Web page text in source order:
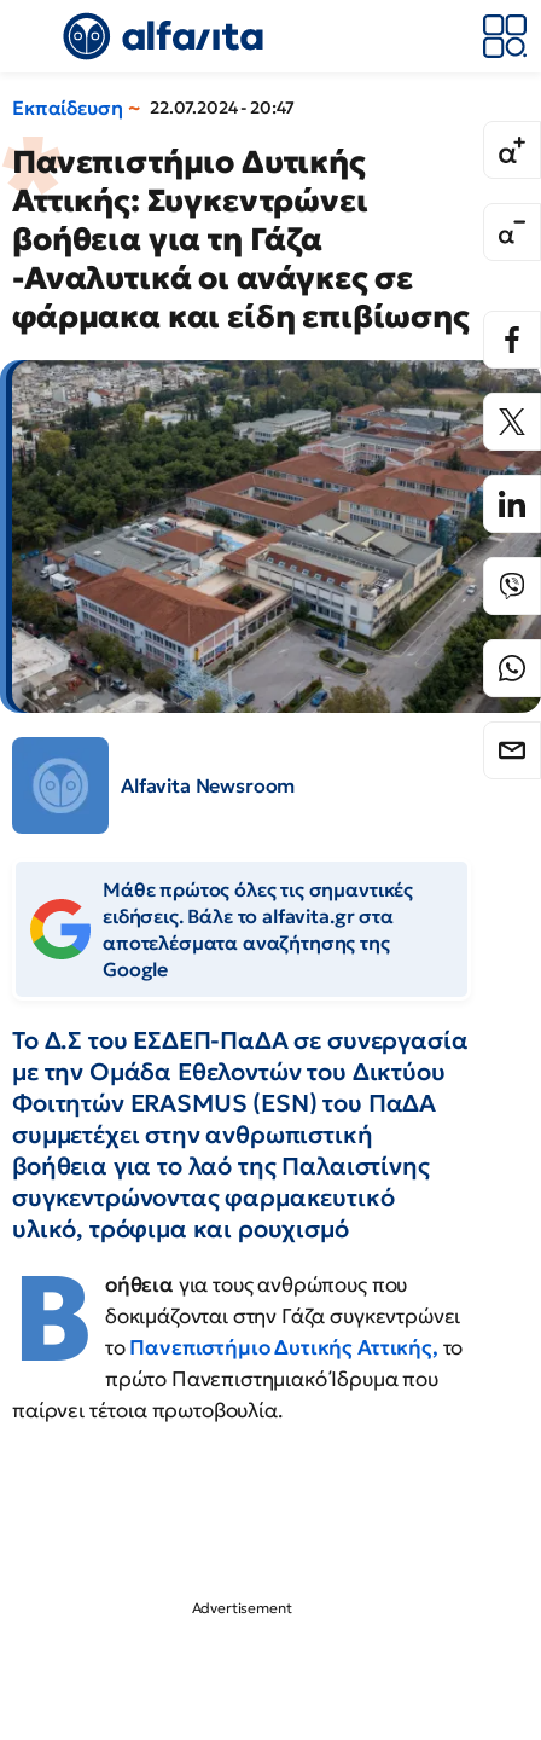
Εκπαίδευση 22.07.2024 - 20:47
Πανεπιστήμιο Δυτικής
Αττικής: Συγκεντρώνει
βοήθεια για τη Γάζα
-Αναλυτικά οι ανάγκες σε
φάρμακα και είδη επιβίωσης
Alfavita Newsroom
Μάθε πρώτος όλες τις σημαντικές
ειδήσεις. Βάλε το alfavita.gr στα
αποτελέσματα αναζήτησης της
Google
Το Δ.Σ του ΕΣΔΕΠ-ΠαΔΑ σε συνεργασία
με την Ομάδα Εθελοντών του Δικτύου
Φοιτητών ERASMUS (ESN) του ΠαΔΑ
συμμετέχει στην ανθρωπιστική
βοήθεια για το λαό της Παλαιστίνης
συγκεντρώνοντας φαρμακευτικό
υλικό, τρόφιμα και ρουχισμό
Β οήθεια για τους ανθρώπους που
δοκιμάζονται στην Γάζα συγκεντρώνει
τοΠανεπιστήμιο Δυτικής Αττικής, το
πρώτο Πανεπιστημιακό Ίδρυμα που
παίρνει τέτοια πρωτοβουλία.